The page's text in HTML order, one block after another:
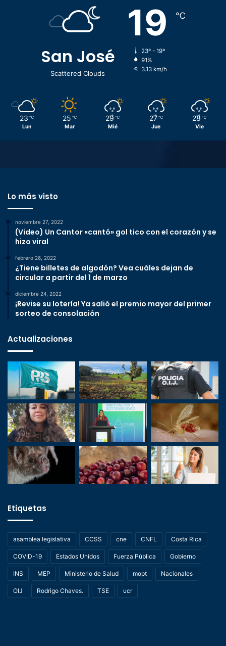
San José
Scattered Clouds
19 ℃
23º - 19º
91%
3.13 km/h
23 ℃
Lun
25 ℃
Mar
29 ℃
Mié
27 ℃
Jue
28 ℃
Vie
Lo más visto
noviembre 27, 2022
(Video) Un Cantor «cantó» gol tico con el corazón y se
hizo viral
febrero 26, 2022
¿Tiene billetes de algodón? Vea cuáles dejan de
circular a partir del 1 de marzo
diciembre 24, 2022
¡Revise su lotería! Ya salió el premio mayor del primer
sorteo de consolación
Actualizaciones
Etiquetas
asamblea legislativa CCSS cne CNFL Costa Rica
COVID-19 Estados Unidos Fuerza Pública Gobierno
INS MEP Ministerio de Salud mopt Nacionales
OIJ Rodrigo Chaves. TSE ucr